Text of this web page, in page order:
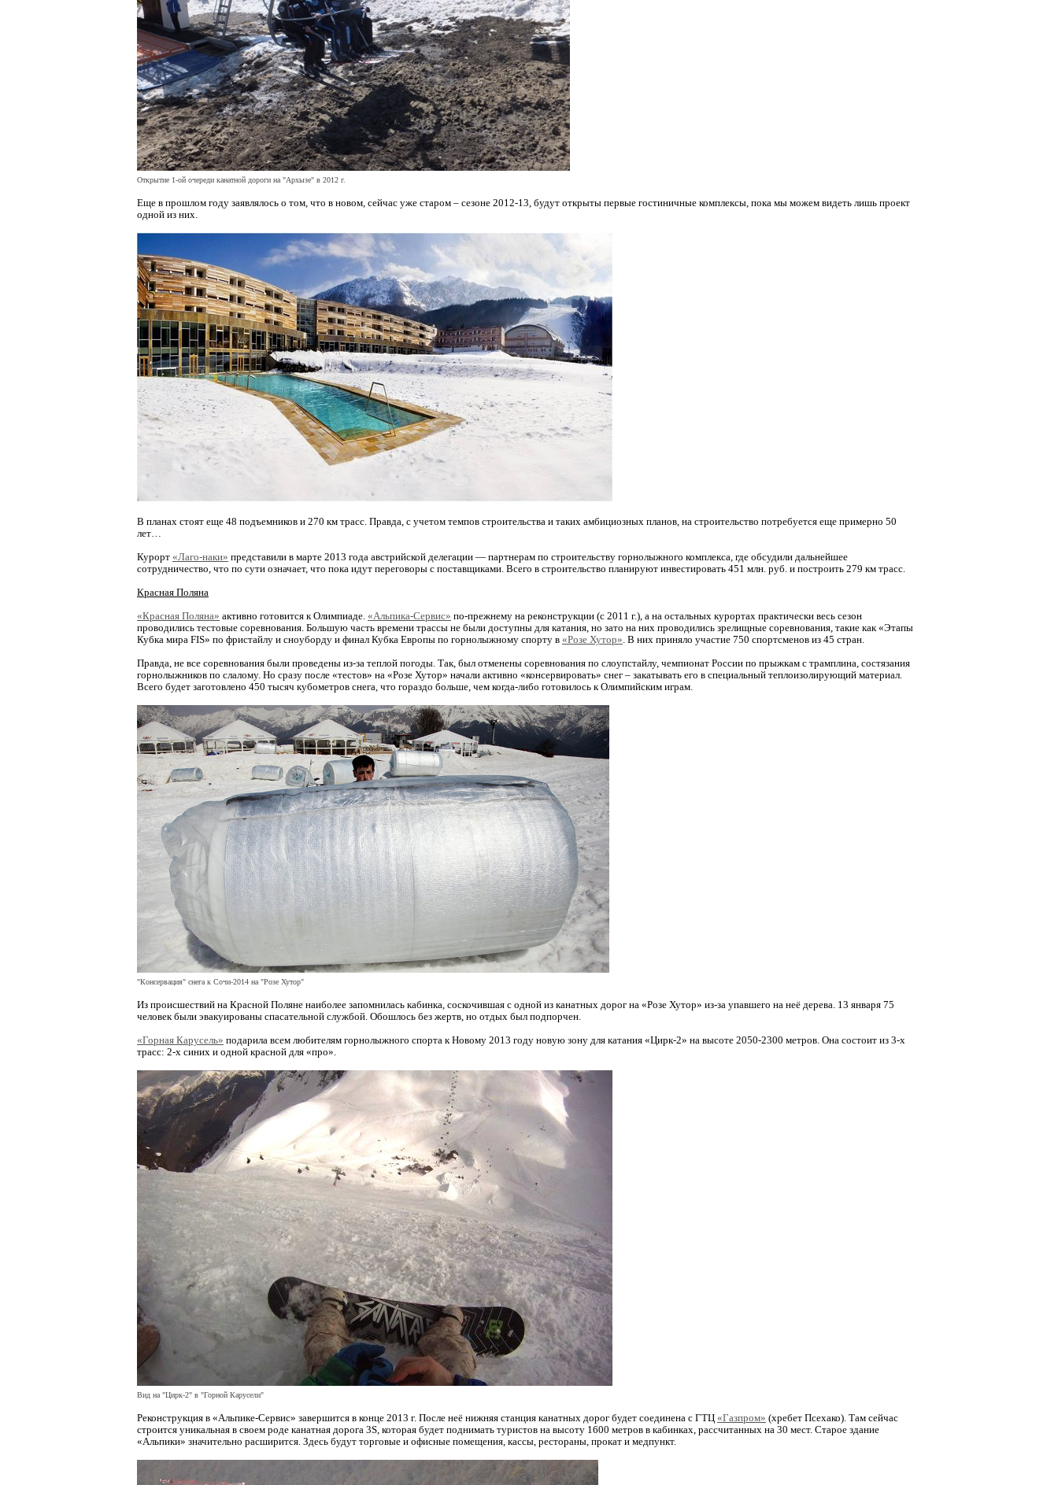
Открытие 1-ой очереди канатной дороги на "Архызе" в 2012 г.
Еще в прошлом году заявлялось о том, что в новом, сейчас уже старом – сезоне 2012-13, будут открыты первые гостиничные комплексы, пока мы можем видеть лишь проект
одной из них.
В планах стоят еще 48 подъемников и 270 км трасс. Правда, с учетом темпов строительства и таких амбициозных планов, на строительство потребуется еще примерно 50
лет…
Курорт «Лаго-наки» представили в марте 2013 года австрийской делегации — партнерам по строительству горнолыжного комплекса, где обсудили дальнейшее
сотрудничество, что по сути означает, что пока идут переговоры с поставщиками. Всего в строительство планируют инвестировать 451 млн. руб. и построить 279 км трасс.
Красная Поляна
«Красная Поляна» активно готовится к Олимпиаде. «Альпика-Сервис» по-прежнему на реконструкции (с 2011 г.), а на остальных курортах практически весь сезон
проводились тестовые соревнования. Большую часть времени трассы не были доступны для катания, но зато на них проводились зрелищные соревнования, такие как «Этапы
Кубка мира FIS» по фристайлу и сноуборду и финал Кубка Европы по горнолыжному спорту в «Розе Хутор». В них приняло участие 750 спортсменов из 45 стран.
Правда, не все соревнования были проведены из-за теплой погоды. Так, был отменены соревнования по слоупстайлу, чемпионат России по прыжкам с трамплина, состязания
горнолыжников по слалому. Но сразу после «тестов» на «Розе Хутор» начали активно «консервировать» снег – закатывать его в специальный теплоизолирующий материал.
Всего будет заготовлено 450 тысяч кубометров снега, что гораздо больше, чем когда-либо готовилось к Олимпийским играм.
"Консервация" снега к Сочи-2014 на "Розе Хутор"
Из происшествий на Красной Поляне наиболее запомнилась кабинка, соскочившая с одной из канатных дорог на «Розе Хутор» из-за упавшего на неё дерева. 13 января 75
человек были эвакуированы спасательной службой. Обошлось без жертв, но отдых был подпорчен.
«Горная Карусель» подарила всем любителям горнолыжного спорта к Новому 2013 году новую зону для катания «Цирк-2» на высоте 2050-2300 метров. Она состоит из 3-х
трасс: 2-х синих и одной красной для «про».
Вид на "Цирк-2" в "Горной Карусели"
Реконструкция в «Альпике-Сервис» завершится в конце 2013 г. После неё нижняя станция канатных дорог будет соединена с ГТЦ «Газпром» (хребет Псехако). Там сейчас
строится уникальная в своем роде канатная дорога 3S, которая будет поднимать туристов на высоту 1600 метров в кабинках, рассчитанных на 30 мест. Старое здание
«Альпики» значительно расширится. Здесь будут торговые и офисные помещения, кассы, рестораны, прокат и медпункт.